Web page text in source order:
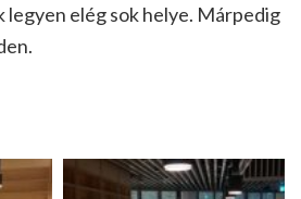
legyen elég sok helye. Márpedig